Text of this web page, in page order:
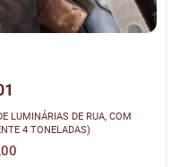
LUMINÁRIAS DE RUA, COM
4 TONELADAS)